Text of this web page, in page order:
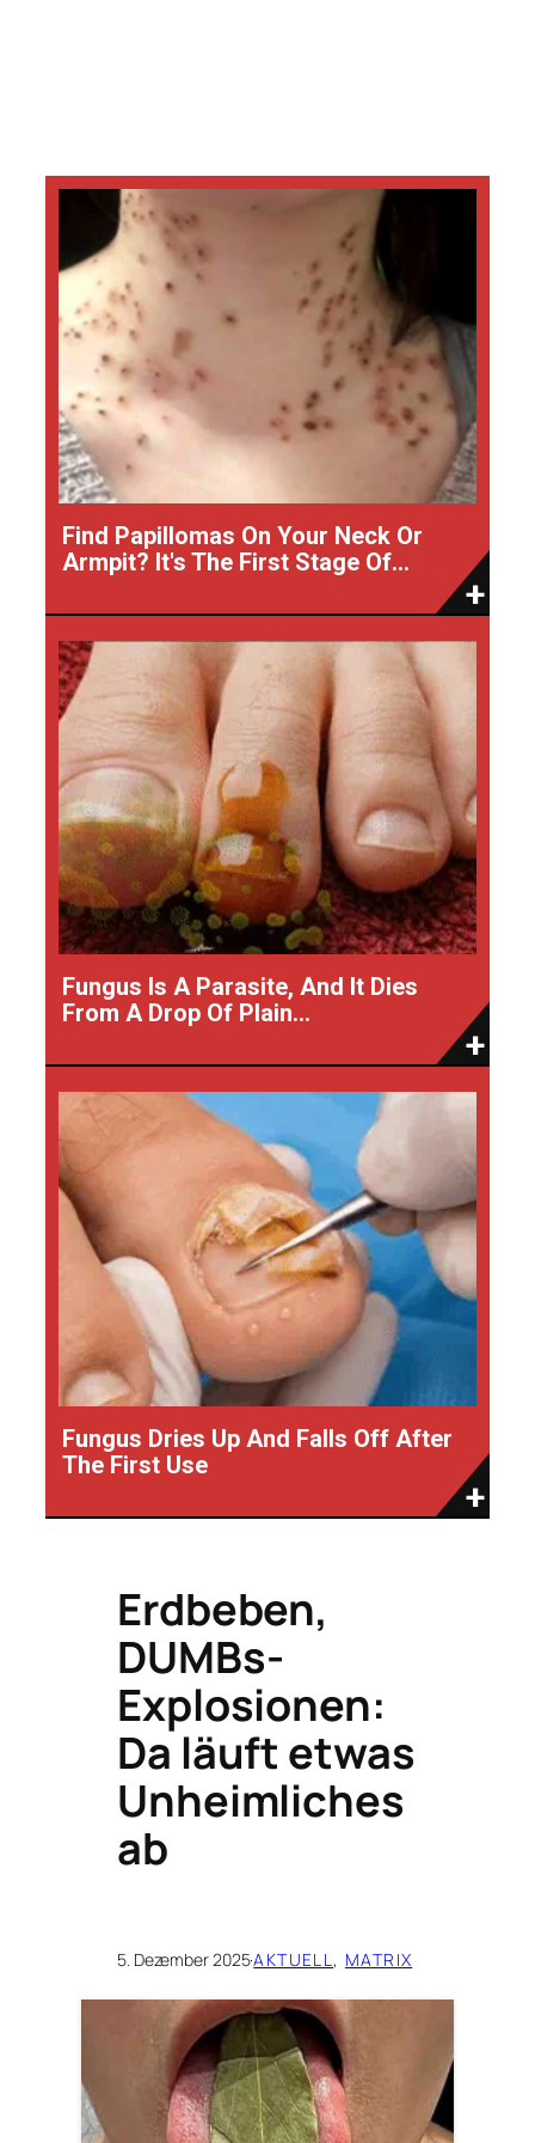
Find Papillomas On Your Neck Or
Armpit? It's The First Stage Of...
Fungus Is A Parasite, And It Dies
From A Drop Of Plain...
Fungus Dries Up And Falls Off After
The First Use
Erdbeben,
DUMBs-
Explosionen:
Da läuft etwas
Unheimliches
ab
5. Dezember 2025·AKTUELL , MATRIX